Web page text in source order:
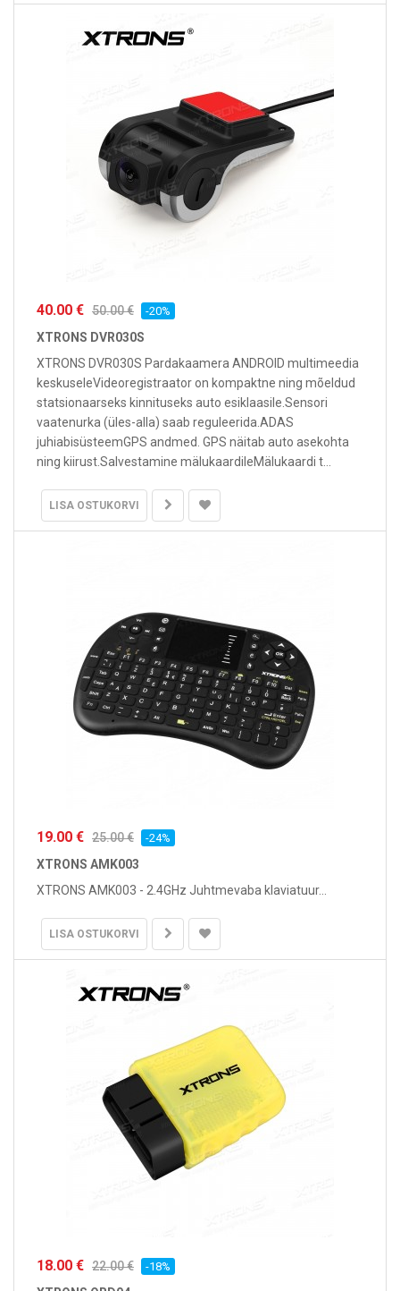
40.00 € 50.00 € -20%
XTRONS DVR030S
XTRONS DVR030S Pardakaamera ANDROID multimeedia
keskuseleVideoregistraator on kompaktne ning mõeldud
statsionaarseks kinnituseks auto esiklaasile.Sensori
vaatenurka (üles-alla) saab reguleerida.ADAS
juhiabisüsteemGPS andmed. GPS näitab auto asekohta
ning kiirust.Salvestamine mälukaardileMälukaardi t...
LISA OSTUKORVI
19.00 € 25.00 € -24%
XTRONS AMK003
XTRONS AMK003 - 2.4GHz Juhtmevaba klaviatuur...
LISA OSTUKORVI
18.00 € 22.00 € -18%